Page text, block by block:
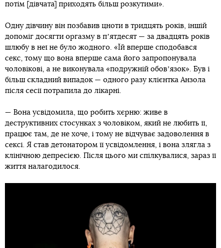
потім [дівчата] приходять більш розкутими».
Одну дівчину він позбавив цноти в тридцять років, іншій
допоміг досягти оргазму в пʼятдесят — за двадцять років
шлюбу в неї не було жодного. «Їй вперше сподобався
секс, тому що вона вперше сама його запропонувала
чоловікові, а не виконувала «подружній обовʼязок». Був і
більш складний випадок — одного разу клієнтка Анзола
після сесії потрапила до лікарні.
— Вона усвідомила, що робить хєрню: живе в
деструктивних стосунках з чоловіком, який не любить її,
працює там, де не хоче, і тому не відчуває задоволення в
сексі. Я став детонатором її усвідомлення, і вона злягла з
клінічною депресією. Після цього ми спілкувалися, зараз її
життя налагодилося.